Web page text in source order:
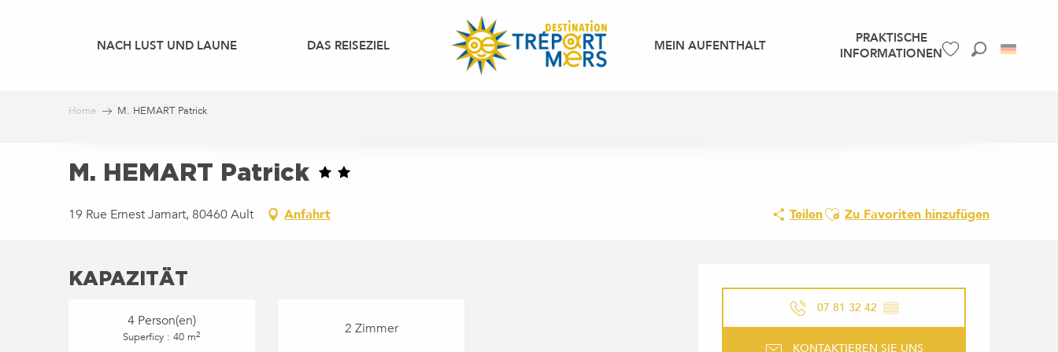
NACH LUST UND LAUNE DAS REISEZIEL MEIN AUFENTHALT
PRAKTISCHE
INFORMATIONEN
Home M. HEMART Patrick
M. HEMART Patrick
19 Rue Ernest Jamart, 80460 Ault Anfahrt TeilenAjouter aux favoris
Zu Favoriten hinzufügen
07 81 32 42 ▒▒
KONTAKTIEREN SIE UNS
KAPAZITÄT
4 Person(en)
Superficy : 40 m2 2 Zimmer